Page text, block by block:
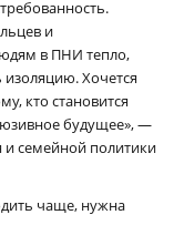
и
в ПНИ тепло,
изоляцию. Хочется
кто становится
будущее», —
и семейной политики
чаще, нужна